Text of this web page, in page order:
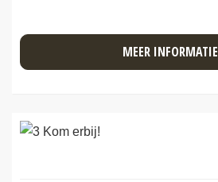
MEER INFORMATIE